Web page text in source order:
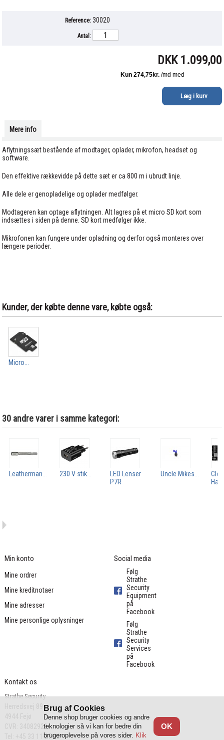
Reference: 30020
Antal:
DKK 1.099,00
Mere info
Aflytningssæt bestående af modtager, oplader, mikrofon, headset og
software.
Den effektive rækkevidde på dette sæt er ca 800 m i ubrudt linje.
Alle dele er genopladelige og oplader medfølger.
Modtageren kan optage aflytningen. Alt lagres på et micro SD kort som
indsættes i siden på denne. SD kort medfølger ikke.
Mikrofonen kan fungere under opladning og derfor også monteres over
længere perioder.
Kunder, der købte denne vare, købte også:
Micro...
30 andre varer i samme kategori:
Leatherman... 230 V stik...
LED Lenser
P7R
Uncle Mikes...
Min konto
Mine ordrer
Mine kreditnotaer
Mine adresser
Mine personlige oplysninger
Social media
Følg
Strathe
Security
Equipment
på
Facebook
Følg
Strathe
Security
Services
på
Facebook
Kontakt os
Strathe Security
CVR: 34082928
Tel: +45 33 11 27 08
Brug af Cookies
OK
Denne shop bruger cookies og andre
teknologier så vi kan for bedre din
brugeroplevelse på vores sider. Klik